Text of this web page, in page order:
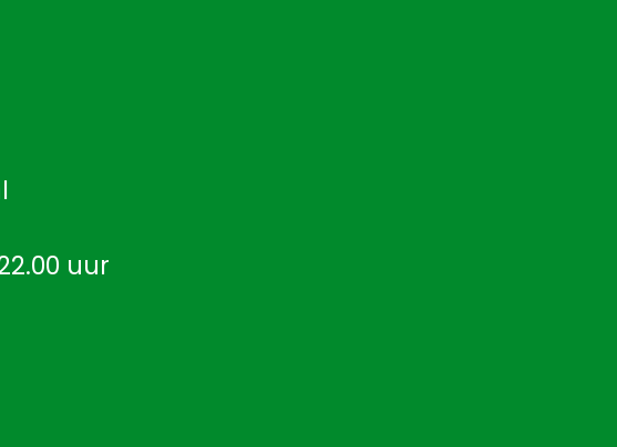
uur